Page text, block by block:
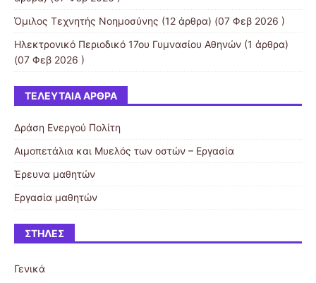
Όμιλος Τεχνητής Νοημοσύνης (12 άρθρα) (07 Φεβ 2026 )
Ηλεκτρονικό Περιοδικό 17ου Γυμνασίου Αθηνών (1 άρθρα)
(07 Φεβ 2026 )
ΤΕΛΕΥΤΑΊΑ ΆΡΘΡΑ
Δράση Ενεργού Πολίτη
Αιμοπετάλια και Μυελός των οστών – Εργασία
Έρευνα μαθητών
Εργασία μαθητών
ΣΤΉΛΕΣ
Γενικά